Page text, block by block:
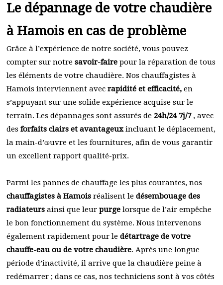
Le dépannage de votre chaudière
à Hamois en cas de problème
Grâce à l’expérience de notre société, vous pouvez
compter sur notre savoir-faire pour la réparation de tous
les éléments de votre chaudière. Nos chauffagistes à
Hamois interviennent avec rapidité et efficacité, en
s’appuyant sur une solide expérience acquise sur le
terrain. Les dépannages sont assurés de 24h/24 7j/7, avec
des forfaits clairs et avantageuxincluant le déplacement,
la main-d’œuvre et les fournitures, afin de vous garantir
un excellent rapport qualité-prix.
Parmi les pannes de chauffage les plus courantes, nos
chauffagistes à Hamois réalisent le désembouage des
radiateurs ainsi que leur purge lorsque de l’air empêche
le bon fonctionnement du système. Nous intervenons
également rapidement pour le détartrage de votre
chauffe-eau ou de votre chaudière. Après une longue
période d’inactivité, il arrive que la chaudière peine à
redémarrer ; dans ce cas, nos techniciens sont à vos côtés